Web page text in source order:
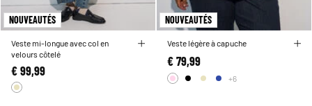
NOUVEAUTÉS
Veste mi-longue avec col en
velours côtelé
€ 99,99
NOUVEAUTÉS
Veste légère à capuche
€ 79,99
+6